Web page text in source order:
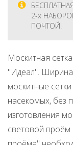
2-х
ПОЧТОЙ!
Москитная
"Идеал".
москитные
насекомых, без
изготовления
световой проём